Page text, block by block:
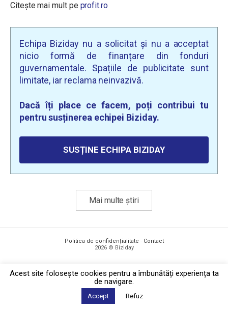
Citește mai mult pe profit.ro
Echipa Biziday nu a solicitat și nu a acceptat
nicio formă de finanțare din fonduri
guvernamentale. Spațiile de publicitate sunt
limitate, iar reclama neinvazivă.
Dacă îți place ce facem, poți contribui tu
pentru susținerea echipei Biziday.
SUSȚINE ECHIPA BIZIDAY
Mai multe știri
Politica de confidențialitate · Contact
2026 © Biziday
Acest site foloseşte cookies pentru a îmbunătăți experiența ta
de navigare.
Accept Refuz